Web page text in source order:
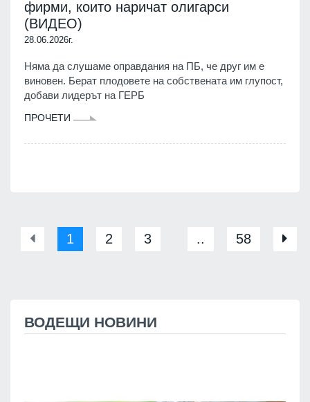
фирми, които наричат олигарси
(ВИДЕО)
28.06.2026г.
Няма да слушаме оправдания на ПБ, че друг им е
виновен. Берат плодовете на собствената им глупост,
добави лидерът на ГЕРБ
ПРОЧЕТИ
1 2 3 .. 58
ВОДЕЩИ НОВИНИ